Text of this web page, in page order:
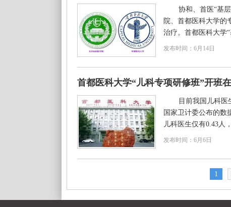
协和、首医“基
院、首都医科大学的
治疗。首都医科大学
发布时间：6月14日
首都医科大学“儿科专项研修班”开班
目前我国儿科
国家卫计委公布的数
儿科医生仅有0.43人
发布时间：6月6日
1